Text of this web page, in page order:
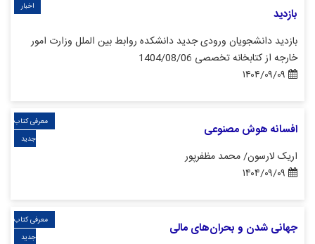
بازدید
بازدید دانشجویان ورودی جدید دانشکده روابط بین الملل وزارت امور
خارجه از کتابخانه تخصصی 1404/08/06
اخبار
افسانه هوش مصنوعی
اریک لارسون/ محمد مظفرپور
معرفی کتاب
جدید
جهانی شدن و بحران‌های مالی
معرفی کتاب
جدید